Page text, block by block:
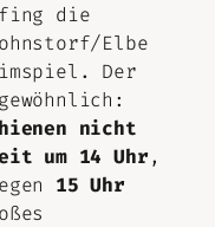
die
Elbe
Der
nicht
um 14 Uhr,
15 Uhr